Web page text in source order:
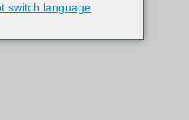
switch language